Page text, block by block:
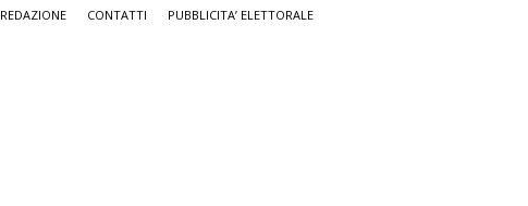
REDAZIONE CONTATTI PUBBLICITA’ ELETTORALE